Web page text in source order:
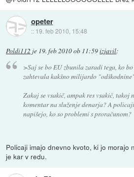
opeter
:: 19. feb 2010, 15:48
Poldi112 je 19. feb 2010 ob 11:59izjavil:
>Saj se bo EU zbunila zaradi tega, ko
zahtevala kakšno milijardo
Zakaj se vsakič, ampak res vsakič, takoj
komentar na služenje denarja? A
napišejo, ko so problemi s proračunom?
Policaji imajo dnevno kvoto, ki jo morajo
je kar v redu.